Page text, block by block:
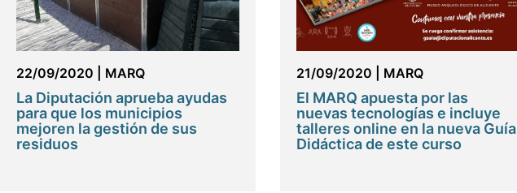
22/09/2020 MARQ
La Diputación aprueba ayudas
para que los municipios
mejoren la gestión de sus
residuos
21/09/2020 MARQ
El MARQ apuesta por las
nuevas tecnologías e incluye
talleres online en la nueva Guía
Didáctica de este curso